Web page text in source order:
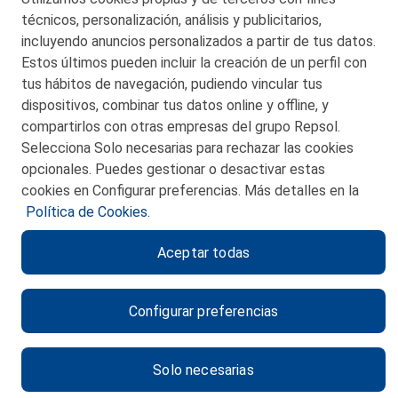
CONTACTO
MAPA WEB
POLITICA DE PRIVACIDAD
POLITICA DE COOKIES
CANAL DE ÉTICA
técnicos, personalización, análisis y publicitarios,
incluyendo anuncios personalizados a partir de tus datos.
Estos últimos pueden incluir la creación de un perfil con
tus hábitos de navegación, pudiendo vincular tus
dispositivos, combinar tus datos online y offline, y
compartirlos con otras empresas del grupo Repsol.
Selecciona Solo necesarias para rechazar las cookies
opcionales. Puedes gestionar o desactivar estas
cookies en Configurar preferencias. Más detalles en la
Política de Cookies.
Configurar preferencias
Solo necesarias
Aceptar todas